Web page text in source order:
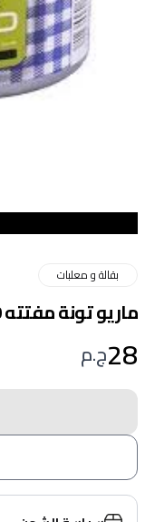
بقالة و معلبات
ماريو تونة مفتته 140 جم
28ج.م